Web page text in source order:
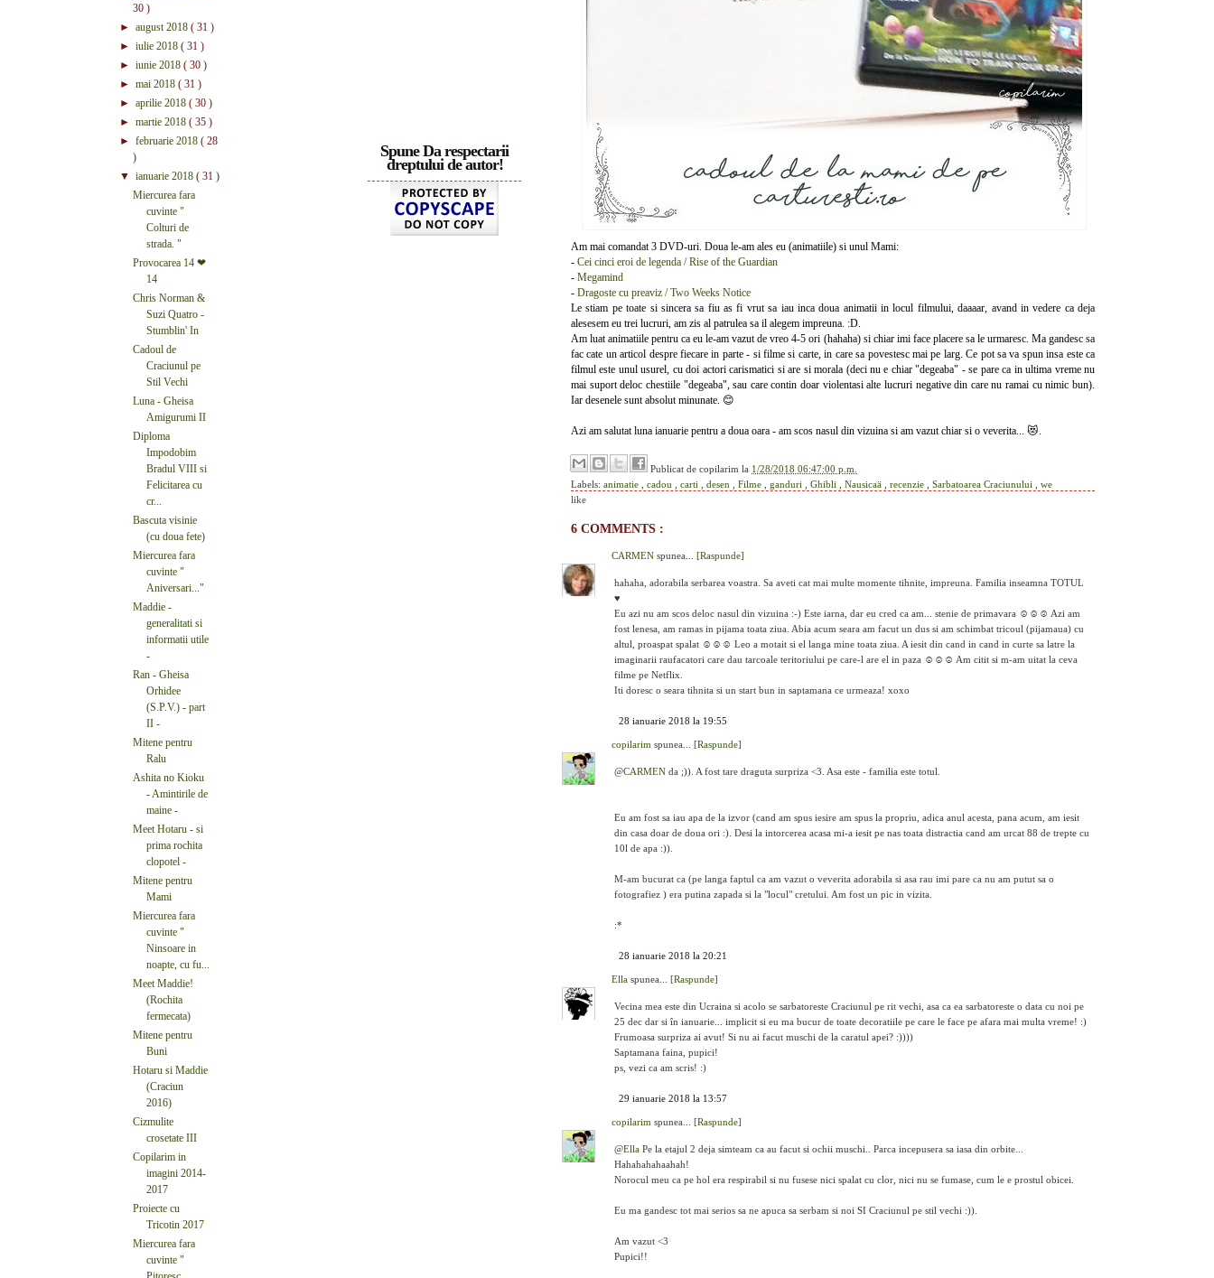
Am mai comandat 3 DVD-uri. Doua le-am ales eu (animatiile) si unul Mami:
- Cei cinci eroi de legenda / Rise of the Guardian
- Megamind
- Dragoste cu preaviz / Two Weeks Notice
Le stiam pe toate si sincera sa fiu as fi vrut sa iau inca doua animatii in locul filmului, daaaar, avand in vedere ca deja
alesesem eu trei lucruri, am zis al patrulea sa il alegem impreuna. :D.
Am luat animatiile pentru ca eu le-am vazut de vreo 4-5 ori (hahaha) si chiar imi face placere sa le urmaresc. Ma gandesc sa
fac cate un articol despre fiecare in parte - si filme si carte, in care sa povestesc mai pe larg. Ce pot sa va spun insa este ca
filmul este unul usurel, cu doi actori carismatici si are si morala (deci nu e chiar "degeaba" - se pare ca in ultima vreme nu
mai suport deloc chestiile "degeaba", sau care contin doar violentasi alte lucruri negative din care nu ramai cu nimic bun).
Iar desenele sunt absolut minunate. 😊
Azi am salutat luna ianuarie pentru a doua oara - am scos nasul din vizuina si am vazut chiar si o veverita... 😻.
Publicat de copilarim la 1/28/2018 06:47:00 p.m.
Labels: animatie cadou carti desen Filme ganduri Ghibli Nausicaä recenzie Sarbatoarea Craciunului
we
like
6 COMMENTS :
CARMEN spunea... [Raspunde]
hahaha, adorabila serbarea voastra. Sa aveti cat mai multe momente tihnite, impreuna. Familia inseamna TOTUL
♥
Eu azi nu am scos deloc nasul din vizuina :-) Este iarna, dar eu cred ca am... stenie de primavara ☺☺☺ Azi am
fost lenesa, am ramas in pijama toata ziua. Abia acum seara am facut un dus si am schimbat tricoul (pijamaua) cu
altul, proaspat spalat ☺☺☺ Leo a motait si el langa mine toata ziua. A iesit din cand in cand in curte sa latre la
imaginarii raufacatori care dau tarcoale teritoriului pe care-l are el in paza ☺☺☺ Am citit si m-am uitat la ceva
filme pe Netflix.
Iti doresc o seara tihnita si un start bun in saptamana ce urmeaza! xoxo
28 ianuarie 2018 la 19:55
copilarim spunea... [Raspunde]
@CARMEN da ;)). A fost tare draguta surpriza <3. Asa este - familia este totul.
Eu am fost sa iau apa de la izvor (cand am spus iesire am spus la propriu, adica anul acesta, pana acum, am iesit
din casa doar de doua ori :). Desi la intorcerea acasa mi-a iesit pe nas toata distractia cand am urcat 88 de trepte cu
10l de apa :)).
M-am bucurat ca (pe langa faptul ca am vazut o veverita adorabila si asa rau imi pare ca nu am putut sa o
fotografiez ) era putina zapada si la "locul" cretului. Am fost un pic in vizita.
:*
28 ianuarie 2018 la 20:21
Ella spunea... [Raspunde]
Vecina mea este din Ucraina si acolo se sarbatoreste Craciunul pe rit vechi, asa ca ea sarbatoreste o data cu noi pe
25 dec dar si în ianuarie... implicit si eu ma bucur de toate decoratiile pe care le face pe afara mai multa vreme! :)
Frumoasa surpriza ai avut! Si nu ai facut muschi de la caratul apei? :))))
Saptamana faina, pupici!
ps, vezi ca am scris! :)
29 ianuarie 2018 la 13:57
copilarim spunea... [Raspunde]
@Ella Pe la etajul 2 deja simteam ca au facut si ochii muschi.. Parca incepusera sa iasa din orbite...
Hahahahahaahah!
Norocul meu ca pe hol era respirabil si nu fusese nici spalat cu clor, nici nu se fumase, cum le e prostul obicei.
Eu ma gandesc tot mai serios sa ne apuca sa serbam si noi SI Craciunul pe stil vechi :)).
Am vazut <3
Pupici!!
Spune Da respectarii
dreptului de autor!
30 )
► august 2018 ( 31 )
► iulie 2018 ( 31 )
► iunie 2018 ( 30 )
► mai 2018 ( 31 )
► aprilie 2018 ( 30 )
► martie 2018 ( 35 )
► februarie 2018 ( 28
)
▼ ianuarie 2018 ( 31 )
Miercurea fara
cuvinte "
Colturi de
strada. "
Provocarea 14 ❤
14
Chris Norman &
Suzi Quatro -
Stumblin' In
Cadoul de
Craciunul pe
Stil Vechi
Luna - Gheisa
Amigurumi II
Diploma
Impodobim
Bradul VIII si
Felicitarea cu
cr...
Bascuta visinie
(cu doua fete)
Miercurea fara
cuvinte "
Aniversari..."
Maddie -
generalitati si
informatii utile
-
Ran - Gheisa
Orhidee
(S.P.V.) - part
II -
Mitene pentru
Ralu
Ashita no Kioku
- Amintirile de
maine -
Meet Hotaru - si
prima rochita
clopotel -
Mitene pentru
Mami
Miercurea fara
cuvinte "
Ninsoare in
noapte, cu fu...
Meet Maddie!
(Rochita
fermecata)
Mitene pentru
Buni
Hotaru si Maddie
(Craciun
2016)
Cizmulite
crosetate III
Copilarim in
imagini 2014-
2017
Proiecte cu
Tricotin 2017
Miercurea fara
cuvinte "